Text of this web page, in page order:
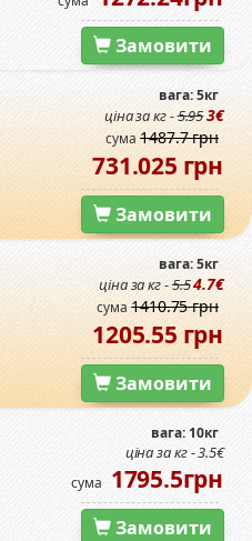
Замовити
вага: 5кг
ціна за кг -5.953€
сума 1487.7 грн
731.025 грн
Замовити
вага: 5кг
ціна за кг -5.54.7€
сума1410.75 грн
1205.55 грн
Замовити
вага: 10кг
ціна за кг - 3.5€
сума 1795.5грн
Замовити